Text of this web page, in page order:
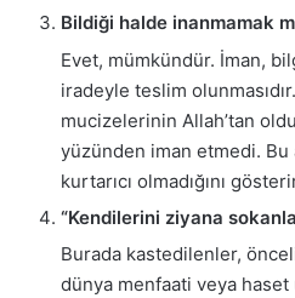
Bildiği halde inanmamak
Evet, mümkündür. İman,
iradeyle teslim
mucizelerinin Allah’tan
yüzünden iman etmedi. Bu
kurtarıcı olmadığını
“Kendilerini ziyana
Burada kastedilenler,
dünya menfaati veya